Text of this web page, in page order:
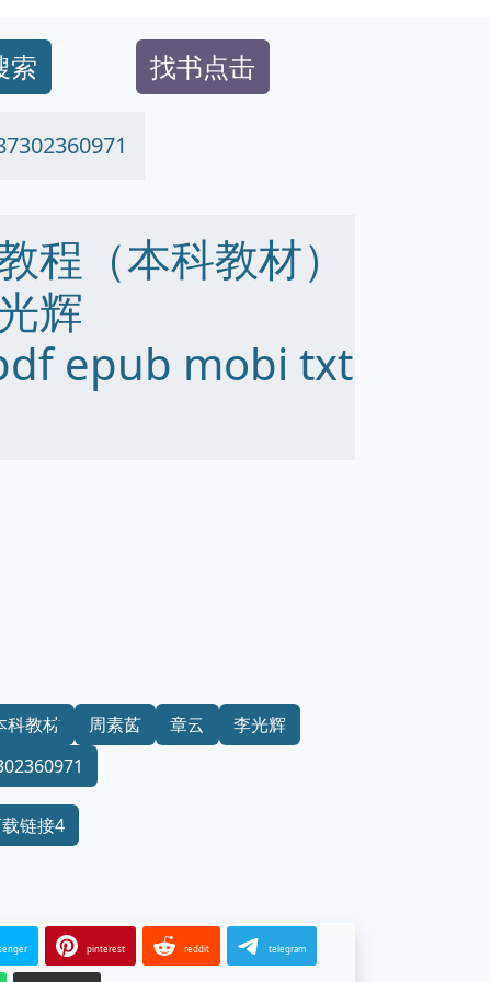
索 找书点击
程（本科教材）
辉
epub mobi txt
科教材 周素茵 章云
李光辉
链接4
pinterest reddit telegram